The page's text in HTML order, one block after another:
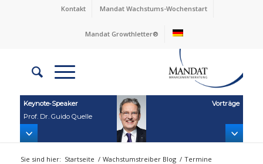
Kontakt Mandat Wachstums-Wochenstart
Mandat Growthletter®
Keynote‑Speaker
Prof. Dr. Guido Quelle
Vorträge
Sie sind hier: Startseite / Wachstumstreiber Blog / Termine